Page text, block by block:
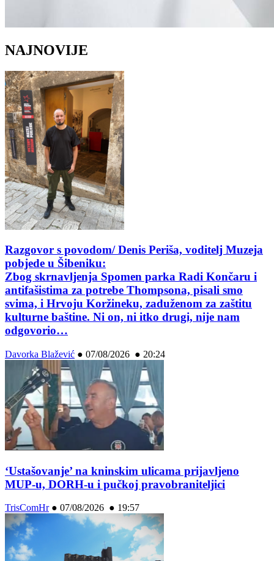
NAJNOVIJE
Razgovor s povodom/ Denis Periša, voditelj Muzeja
pobjede u Šibeniku:
Zbog skrnavljenja Spomen parka Radi Končaru i
antifašistima za potrebe Thompsona, pisali smo
svima, i Hrvoju Koržineku, zaduženom za zaštitu
kulturne baštine. Ni on, ni itko drugi, nije nam
odgovorio…
Davorka Blažević ● 07/08/2026 ● 20:24
‘Ustašovanje’ na kninskim ulicama prijavljeno
MUP-u, DORH-u i pučkoj pravobraniteljici
TrisComHr● 07/08/2026 ● 19:57